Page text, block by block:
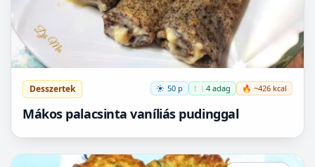
Desszertek 50 p 🍽️ 4 adag 🔥 ~426 kcal
Mákos palacsinta vaníliás pudinggal